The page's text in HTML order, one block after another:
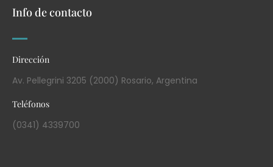
Info de contacto
Dirección
Av. Pellegrini 3205 (2000) Rosario, Argentina
Teléfonos
(0341) 4339700